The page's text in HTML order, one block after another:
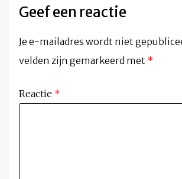
Geef een reactie
Je e-mailadres wordt niet
velden zijn gemarkeerd met *
Reactie *